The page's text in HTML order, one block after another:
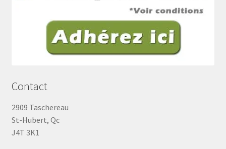
Contact
2909 Taschereau
St-Hubert, Qc
J4T 3K1